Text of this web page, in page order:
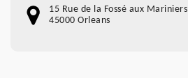
15 Rue de la Fossé aux Mariniers
45000 Orleans